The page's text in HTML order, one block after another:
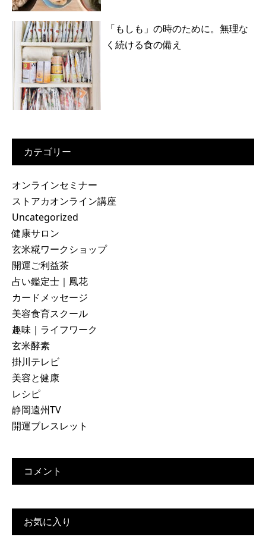
「もしも」の時のために。無理な
く続ける食の備え
カテゴリー
オンラインセミナー
ストアカオンライン講座
Uncategorized
健康サロン
玄米糀ワークショップ
開運ご利益茶
占い鑑定士｜鳳花
カードメッセージ
美容食育スクール
趣味｜ライフワーク
玄米酵素
掛川テレビ
美容と健康
レシピ
静岡遠州TV
開運ブレスレット
コメント
お気に入り